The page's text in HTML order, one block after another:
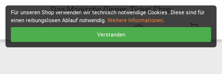
Das Magische Dinner: Ticket Shop
Für unseren Shop verwenden wir technisch notwendige Cookies. Diese sind für
einen reibungslosen Ablauf notwendig.Weitere Informationen.
Verstanden